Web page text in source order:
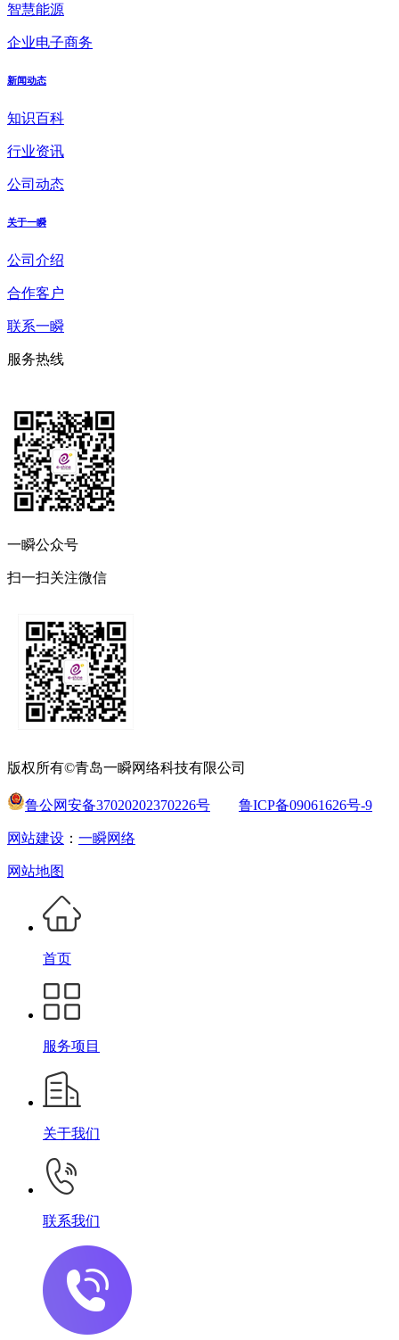
智慧能源
企业电子商务
新闻动态
知识百科
行业资讯
公司动态
关于一瞬
公司介绍
合作客户
联系一瞬
服务热线
一瞬公众号
扫一扫关注微信
版权所有©青岛一瞬网络科技有限公司
鲁公网安备37020202370226号 鲁ICP备09061626号-9
网站建设 ： 一瞬网络
网站地图
首页
服务项目
关于我们
联系我们